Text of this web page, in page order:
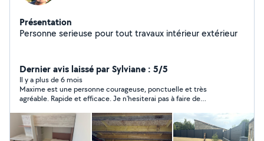
Présentation
Personne serieuse pour tout travaux intérieur extérieur
Dernier avis laissé par Sylviane : 5/5
Il y a plus de 6 mois
Maxime est une personne courageuse, ponctuelle et très
agréable. Rapide et efficace. Je n'hesiterai pas à faire de